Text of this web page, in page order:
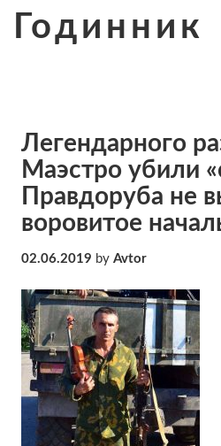
Годинник
Легендарного
Маэстро убили
Правдоруба не
воровитое
02.06.2019 by Avtor